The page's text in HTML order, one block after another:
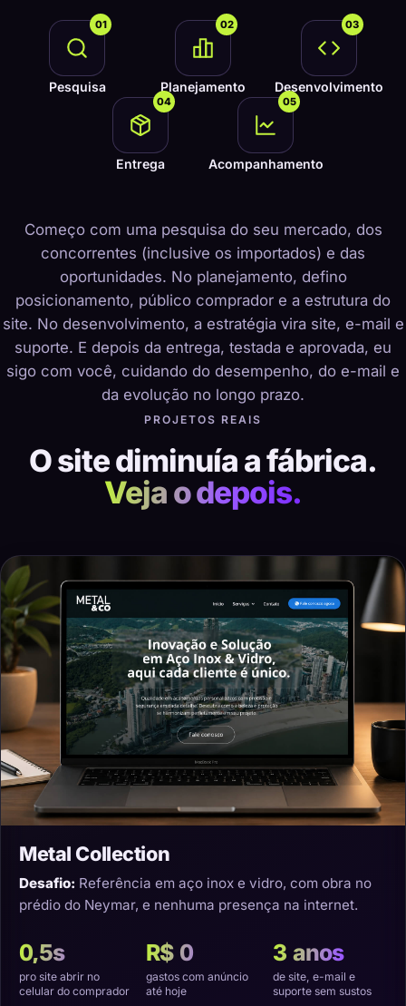
01
Pesquisa
02
Planejamento
03
Desenvolvimento
04
Entrega
05
Acompanhamento
Começo com uma pesquisa do seu mercado, dos
concorrentes (inclusive os importados) e das
oportunidades. No planejamento, defino
posicionamento, público comprador e a estrutura do
site. No desenvolvimento, a estratégia vira site, e-mail e
suporte. E depois da entrega, testada e aprovada, eu
sigo com você, cuidando do desempenho, do e-mail e
da evolução no longo prazo.
PROJETOS REAIS
O site diminuía a fábrica.
Veja o depois.
Metal Collection
Desafio: Referência em aço inox e vidro, com obra no
prédio do Neymar, e nenhuma presença na internet.
0,5s
pro site abrir no
celular do comprador
R$ 0
gastos com anúncio
até hoje
3 anos
de site, e-mail e
suporte sem sustos